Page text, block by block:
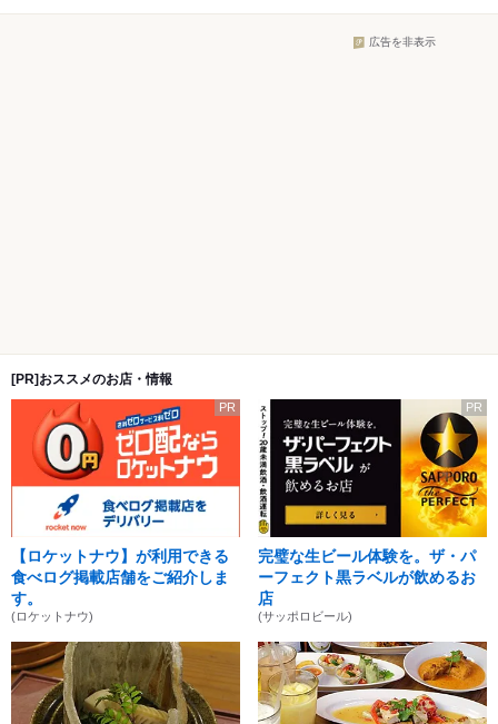
広告を非表示
[PR]おススメのお店・情報
PR
【ロケットナウ】が利用できる
食べログ掲載店舗をご紹介しま
す。
(ロケットナウ)
PR
完璧な生ビール体験を。ザ・パ
ーフェクト黒ラベルが飲めるお
店
(サッポロビール)